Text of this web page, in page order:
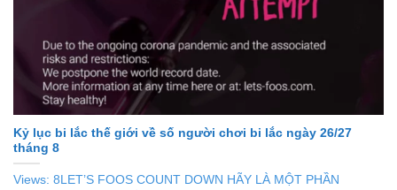
Kỷ lục bi lắc thế giới về số người chơi bi lắc ngày 26/27
tháng 8
Views: 8LET’S FOOS COUNT DOWN HÃY LÀ MỘT PHẦN